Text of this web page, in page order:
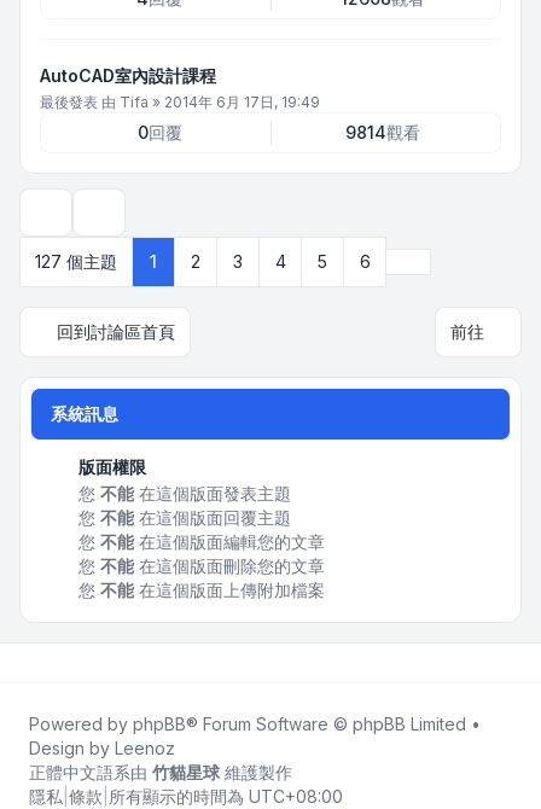
AutoCAD室內設計課程
最後發表 由 Tifa » 2014年 6月 17日, 19:49
0回覆 9814觀看
127 個主題
1 2 3 4 5 6
回到討論區首頁 前往
系統訊息
版面權限
您 不能在這個版面發表主題
您 不能在這個版面回覆主題
您 不能在這個版面編輯您的文章
您 不能在這個版面刪除您的文章
您 不能在這個版面上傳附加檔案
Powered by phpBB® Forum Software © phpBB Limited •
Design by Leenoz
正體中文語系由 竹貓星球 維護製作
隱私 條款 所有顯示的時間為 UTC+08:00